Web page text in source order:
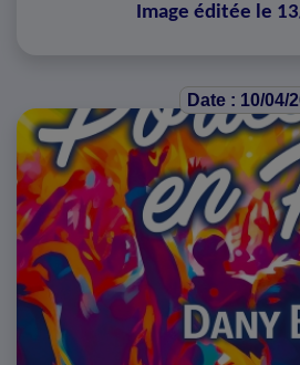
Image éditée le
Date : 10/04/